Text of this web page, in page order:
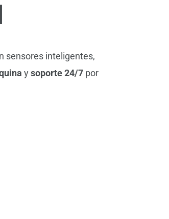
sensores inteligentes,
ysoporte 24/7 por